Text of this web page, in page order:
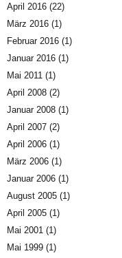
April 2016 (22)
März 2016 (1)
Februar 2016 (1)
Januar 2016 (1)
Mai 2011 (1)
April 2008 (2)
Januar 2008 (1)
April 2007 (2)
April 2006 (1)
März 2006 (1)
Januar 2006 (1)
August 2005 (1)
April 2005 (1)
Mai 2001 (1)
Mai 1999 (1)